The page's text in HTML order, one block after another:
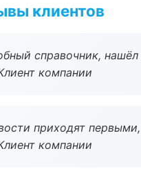
клиентов
справочник,
компании
приходят
компании